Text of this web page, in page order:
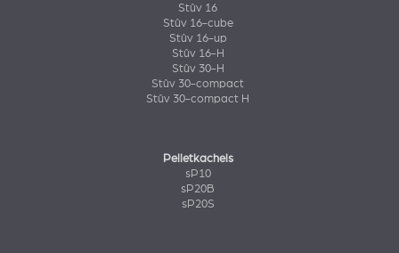
Stûv 16
Stûv 16-cube
Stûv 16-up
Stûv 16-H
Stûv 30-H
Stûv 30-compact
Stûv 30-compact H
Pelletkachels
sP10
sP20B
sP20S